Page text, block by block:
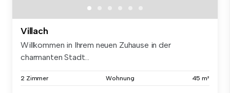
Villach
Willkommen in Ihrem neuen Zuhause in der
charmanten Stadt...
2 Zimmer Wohnung 45 m²